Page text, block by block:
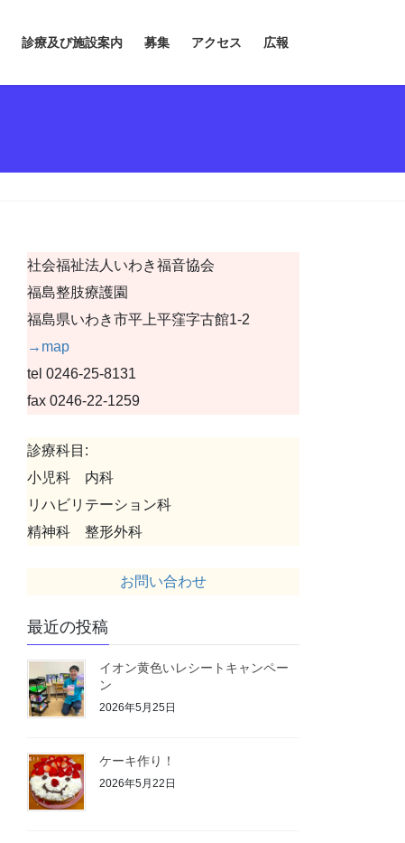
診療及び施設案内 募集 アクセス 広報
社会福祉法人いわき福音協会
福島整肢療護園
福島県いわき市平上平窪字古館1-2
→map
tel 0246-25-8131
fax 0246-22-1259
診療科目:
小児科 内科
リハビリテーション科
精神科 整形外科
お問い合わせ
最近の投稿
イオン黄色いレシートキャンペー
ン
2026年5月25日
ケーキ作り！
2026年5月22日